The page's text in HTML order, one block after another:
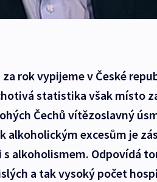
rok vypijeme v České
statistika však místo
Čechů vítězoslavný
alkoholickým excesům je
alkoholismem. Odpovídá
a tak vysoký počet